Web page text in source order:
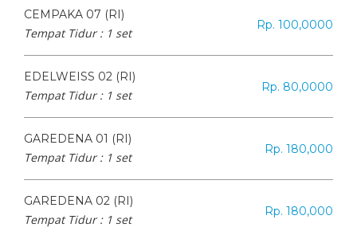
CEMPAKA 07 (RI)
Tempat Tidur : 1 set
Rp. 100,0000
EDELWEISS 02 (RI)
Tempat Tidur : 1 set
Rp. 80,0000
GAREDENA 01 (RI)
Tempat Tidur : 1 set
Rp. 180,000
GAREDENA 02 (RI)
Tempat Tidur : 1 set
Rp. 180,000